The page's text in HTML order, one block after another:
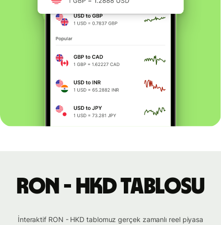
RON - HKD tablosu
İnteraktif RON - HKD tablomuz gerçek zamanlı reel piyasa